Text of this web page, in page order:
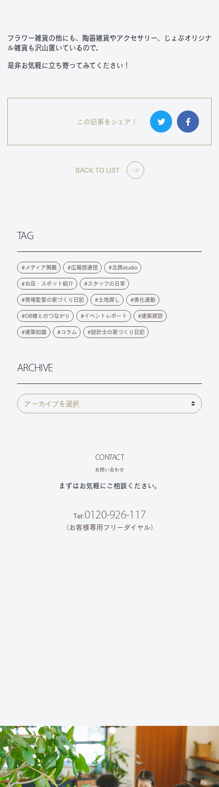
フラワー雑貨の他にも、陶器雑貨やアクセサリー、じょぶオリジナ
ル雑貨も沢山置いているので、
是非お気軽に立ち寄ってみてください！
この記事をシェア！
BACK TO LIST
TAG
メディア掲載 広報部通信 北摂studio
お店・スポット紹介 スタッフの日常
現場監督の家づくり日記 土地探し 美化運動
OB様とのつながり イベントレポート 建築探訪
建築知識 コラム 設計士の家づくり日記
ARCHIVE
CONTACT
お問い合わせ
まずはお気軽にご相談ください。
Tel:0120-926-117
（お客様専用フリーダイヤル）